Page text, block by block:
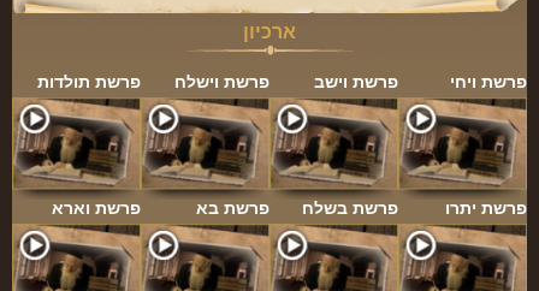
הרב מיכי יוספי
ארכיון
תרומות
שאלות ותשובות
קבלת קהל
חנות ספרים
ארכיון
פרשת תולדות פרשת וישלח פרשת וישב פרשת ויחי
פרשת וארא פרשת בא פרשת בשלח פרשת יתרו